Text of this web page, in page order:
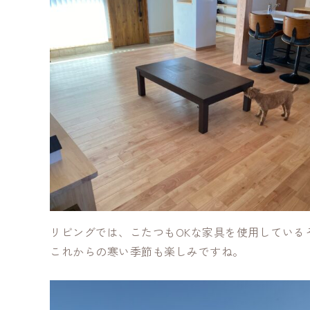
リビングでは、こたつもOKな家具を使用している
これからの寒い季節も楽しみですね。